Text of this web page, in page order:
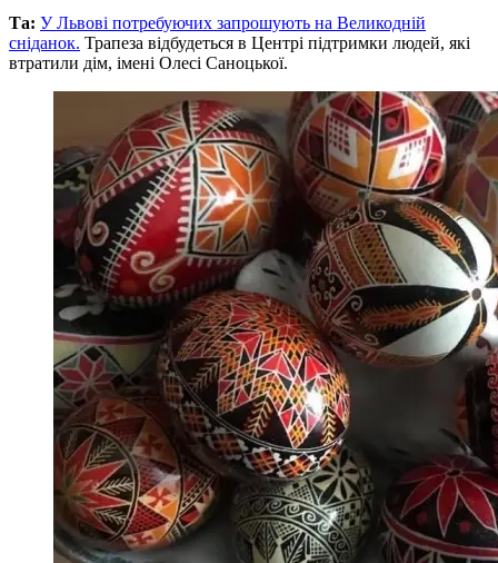
Та: У Львові потребуючих запрошують на Великодній
сніданок. Трапеза відбудеться в Центрі підтримки людей, які
втратили дім, імені Олесі Саноцької.